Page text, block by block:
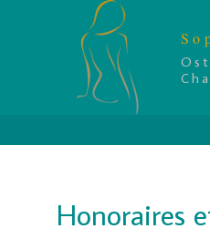
Honoraires